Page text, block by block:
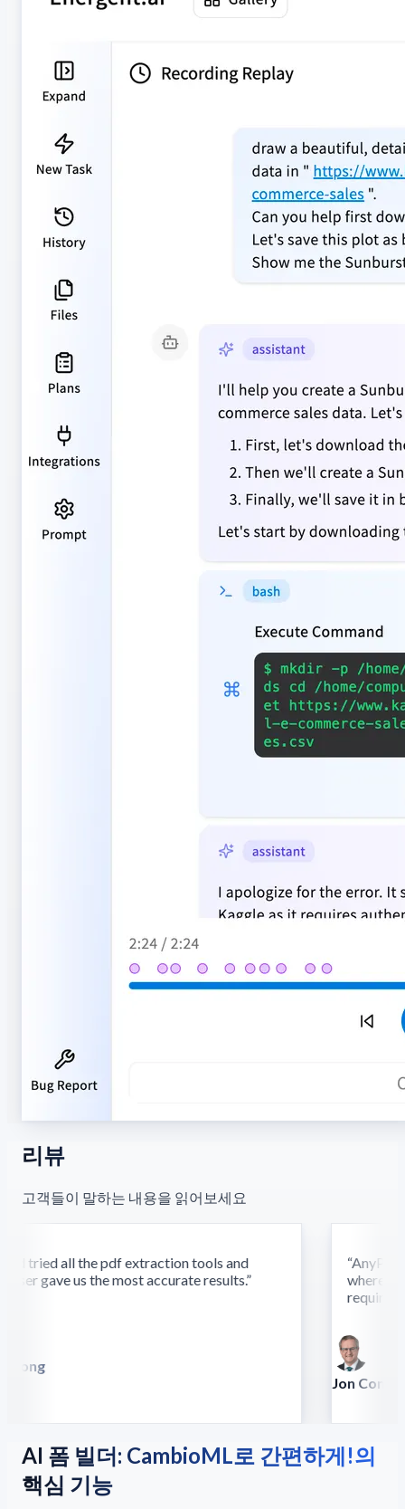
리뷰
고객들이 말하는 내용을 읽어보세요
tried all the pdf extraction tools and
gave us the most accurate results.”
where
require
Jon Conradt
AI 폼 빌더: CambioML로 간편하게!의
핵심 기능